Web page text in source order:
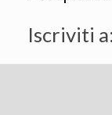
Iscriviti a: